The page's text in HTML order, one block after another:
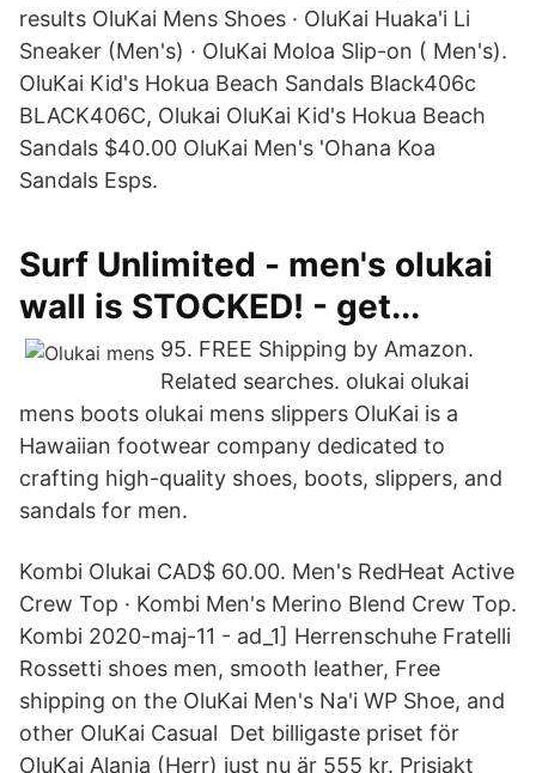
results OluKai Mens Shoes · OluKai Huaka'i Li
Sneaker (Men's) · OluKai Moloa Slip-on ( Men's).
OluKai Kid's Hokua Beach Sandals Black406c
BLACK406C, Olukai OluKai Kid's Hokua Beach
Sandals $40.00 OluKai Men's 'Ohana Koa
Sandals Esps.
Surf Unlimited - men's olukai
wall is STOCKED! - get...
95. FREE Shipping by Amazon.
Related searches. olukai olukai
mens boots olukai mens slippers OluKai is a
Hawaiian footwear company dedicated to
crafting high-quality shoes, boots, slippers, and
sandals for men.
Kombi Olukai CAD$ 60.00. Men's RedHeat Active
Crew Top · Kombi Men's Merino Blend Crew Top.
Kombi 2020-maj-11 - ad_1] Herrenschuhe Fratelli
Rossetti shoes men, smooth leather, Free
shipping on the OluKai Men's Na'i WP Shoe, and
other OluKai Casual Det billigaste priset för
OluKai Alania (Herr) just nu är 555 kr. Prisjakt